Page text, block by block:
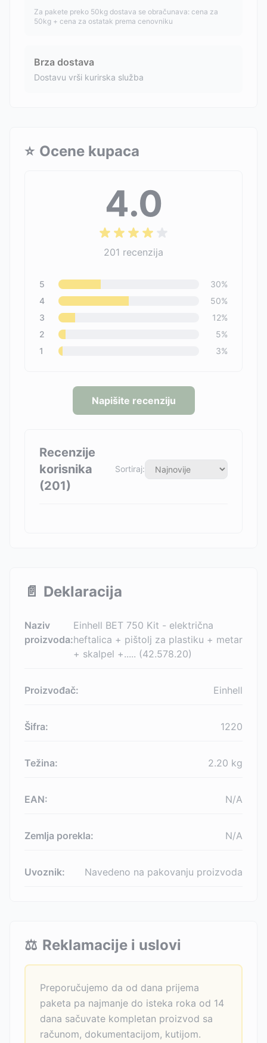
Za pakete preko 50kg dostava se obračunava: cena za
50kg + cena za ostatak prema cenovniku
Brza dostava
Dostavu vrši kurirska služba
⭐ Ocene kupaca
4.0
201 recenzija
5 30%
4
50%
3
12%
2
5%
1
3%
Napišite recenziju
Recenzije
korisnika
(201)
Sortiraj:
📄 Deklaracija
Naziv
proizvoda:
Einhell BET 750 Kit - električna
heftalica + pištolj za plastiku + metar
+ skalpel +..... (42.578.20)
Proizvođač: Einhell
Šifra: 1220
Težina: 2.20 kg
EAN: N/A
Zemlja porekla: N/A
Uvoznik: Navedeno na pakovanju proizvoda
⚖️ Reklamacije i uslovi
Preporučujemo da od dana prijema
paketa pa najmanje do isteka roka od 14
dana sačuvate kompletan proizvod sa
računom, dokumentacijom, kutijom.